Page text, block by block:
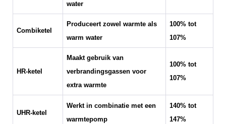
water
Combiketel
Produceert zowel warmte als
warm water
100% tot
107%
HR-ketel
Maakt gebruik van
verbrandingsgassen voor
extra warmte
100% tot
107%
UHR-ketel
Werkt in combinatie met een
warmtepomp
140% tot
147%